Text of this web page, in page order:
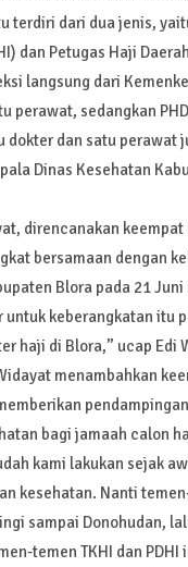
terdiri dari dua jenis,
dan Petugas Haji
langsung dari
perawat, sedangkan
dokter dan satu perawat
Dinas Kesehatan
direncanakan
bersamaan dengan
Blora pada 21
keberangkatan itu
haji di Blora,” ucap Edi
menambahkan
bagi jamaah calon
kami lakukan sejak
kesehatan. Nanti
sampai Donohudan,
temen TKHI dan PDHI